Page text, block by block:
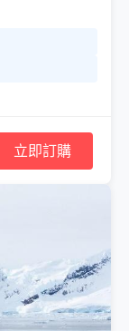
立即訂購